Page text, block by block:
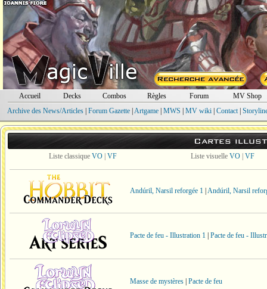
Accueil Decks Combos Règles Forum
MV Shop
Archive des News/Articles| Forum Gazette| Artgame| MWS MV wiki| Contact|
Cartes
Liste classique VO VF Liste visuelle VO| VF
Andúril, Narsil reforgée 1 Andúril, Narsil
Pacte de feu - Illustration 1 Pacte de feu -
Masse de mystères Pacte de feu